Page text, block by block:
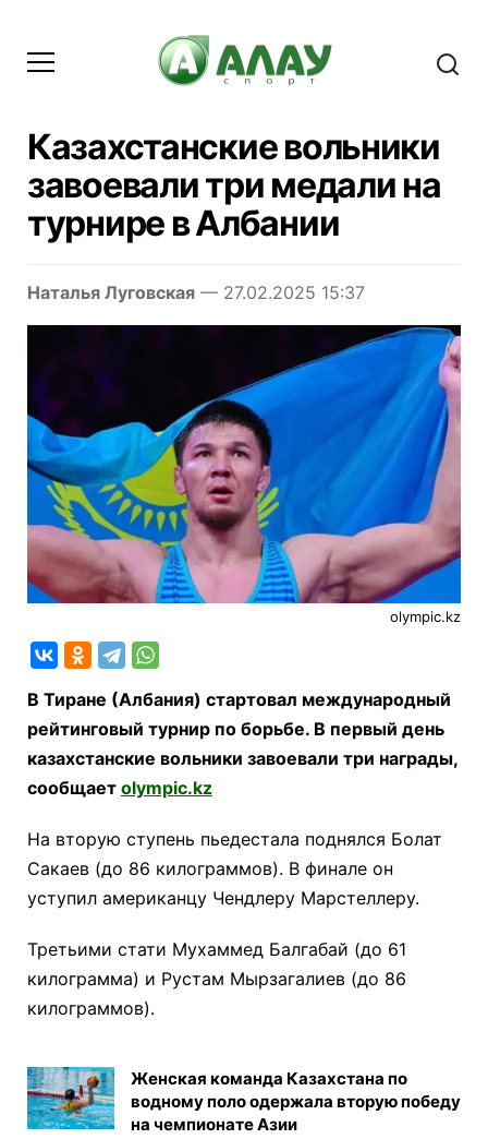
Казахстанские вольники
завоевали три медали на
турнире в Албании
Наталья Луговская — 27.02.2025 15:37
olympic.kz
В Тиране (Албания) стартовал международный
рейтинговый турнир по борьбе. В первый день
казахстанские вольники завоевали три награды,
сообщает olympic.kz
На вторую ступень пьедестала поднялся Болат
Сакаев (до 86 килограммов). В финале он
уступил американцу Чендлеру Марстеллеру.
Третьими стати Мухаммед Балгабай (до 61
килограмма) и Рустам Мырзагалиев (до 86
килограммов).
Женская команда Казахстана по
водному поло одержала вторую победу
на чемпионате Азии